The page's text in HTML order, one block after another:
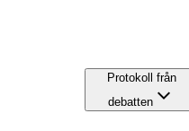
Protokoll från
debatten